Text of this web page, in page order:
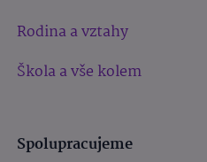
Rodina a vztahy
Škola a vše kolem
Spolupracujeme